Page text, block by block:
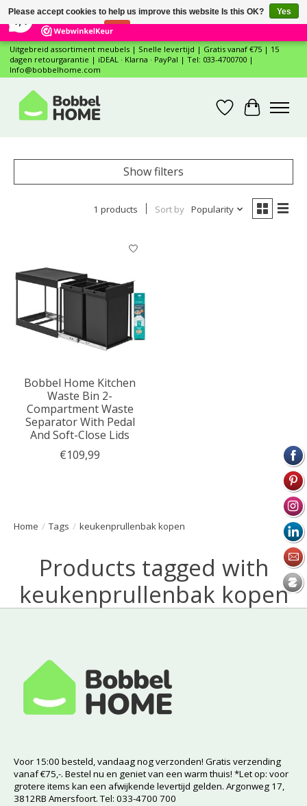
12 Reviews ×
Uitgebreid assortiment meubels | Snelle levertijd | Gratis vanaf €75 | 15
dagen retourgarantie | iDEAL · Klarna · PayPal | Tel: 033-4700700 |
Info@bobbelhome.com
WishlistCart
Home / Tags / keukenprullenbak kopen
Products tagged with
keukenprullenbak kopen
Show filters
1 products Sort by Popularity
Bobbel Home Kitchen
Waste Bin 2-
Compartment Waste
Separator With Pedal
And Soft-Close Lids
€109,99
Voor 15:00 besteld, vandaag nog verzonden! Gratis verzending
vanaf €75,-. Bestel nu en geniet van een warm thuis! *Let op: voor
grotere items kan een afwijkende levertijd gelden. Argonweg 17,
3812RB Amersfoort. Tel: 033-4700 700
Please accept cookies to help us improve this website Is this OK?
Yes
No